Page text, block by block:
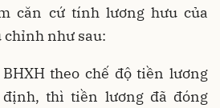
căn cứ tính lương hưu của
chỉnh như sau:
theo chế độ tiền lương
thì tiền lương đã đóng